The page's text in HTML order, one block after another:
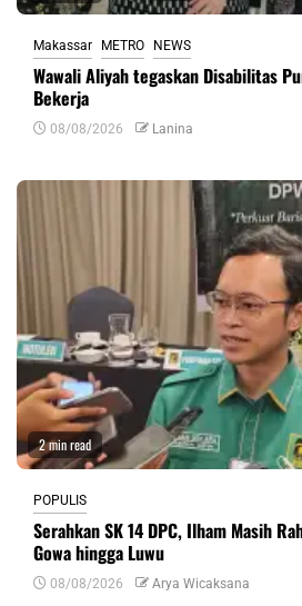
Makassar METRO NEWS
Wawali Aliyah tegaskan Disabilitas
Bekerja
08/08/2026 Lanina
2 min read
POPULIS
Serahkan SK 14 DPC, Ilham Masih
Gowa hingga Luwu
08/08/2026 Arya Wicaksana